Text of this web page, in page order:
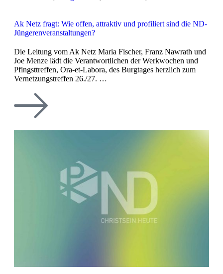
Ak Netz fragt: Wie offen, attraktiv und profiliert sind die ND-
Jüngerenveranstaltungen?
Die Leitung vom Ak Netz Maria Fischer, Franz Nawrath und
Joe Menze lädt die Verantwortlichen der Werkwochen und
Pfingsttreffen, Ora-et-Labora, des Burgtages herzlich zum
Vernetzungstreffen 26./27. …